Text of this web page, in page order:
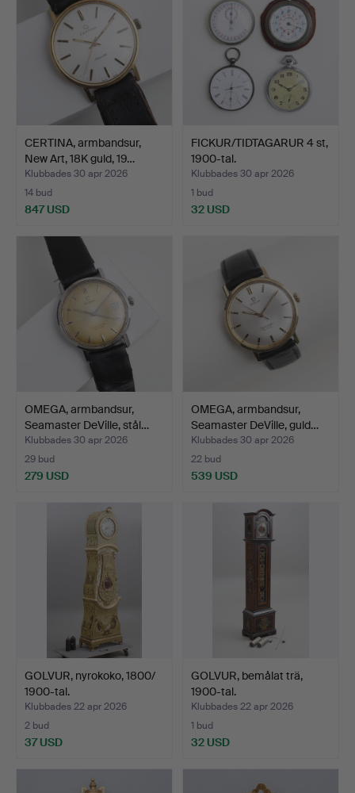
CERTINA, armbandsur,
New Art, 18K guld, 19…
Klubbades 30 apr 2026
14 bud
847 USD
FICKUR/TIDTAGARUR 4 st,
1900-tal.
Klubbades 30 apr 2026
1 bud
32 USD
OMEGA, armbandsur,
Seamaster DeVille, stål…
Klubbades 30 apr 2026
29 bud
279 USD
OMEGA, armbandsur,
Seamaster DeVille, guld…
Klubbades 30 apr 2026
22 bud
539 USD
GOLVUR, nyrokoko, 1800/
1900-tal.
Klubbades 22 apr 2026
2 bud
37 USD
GOLVUR, bemålat trä,
1900-tal.
Klubbades 22 apr 2026
1 bud
32 USD